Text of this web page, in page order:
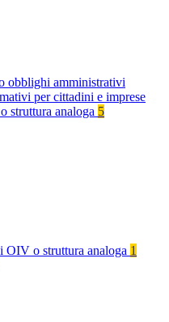
obblighi amministrativi
per cittadini e imprese
struttura analoga 5
OIV o struttura analoga 1